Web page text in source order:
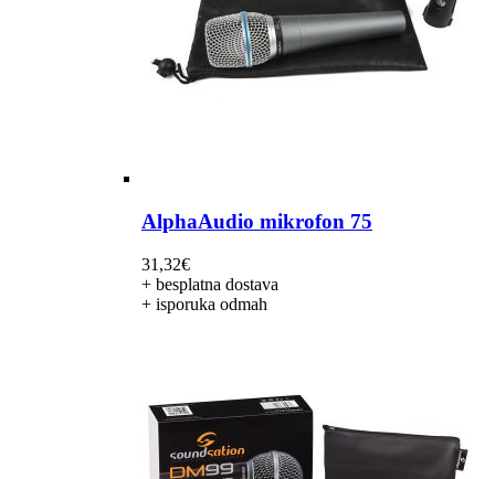
AlphaAudio mikrofon 75
31,32€
+ besplatna dostava
+ isporuka odmah